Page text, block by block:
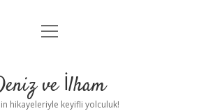
Anasayfa
Yasal Uyarı
menüyü
ve İlham
hikayeleriyle keyifli yolculuk!